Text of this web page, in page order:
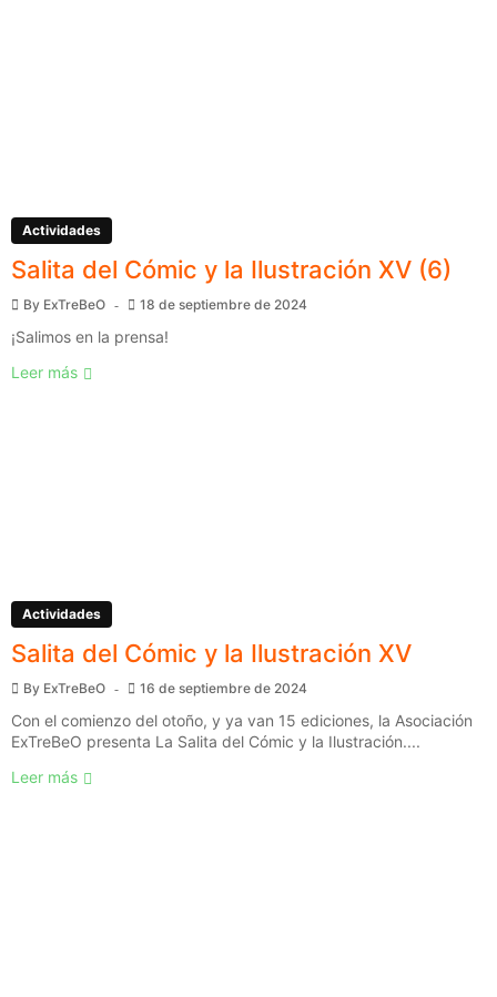
Actividades
Salita del Cómic y la Ilustración XV (6)
By ExTreBeO 18 de septiembre de 2024
¡Salimos en la prensa!
Leer más
Actividades
Salita del Cómic y la Ilustración XV
By ExTreBeO 16 de septiembre de 2024
Con el comienzo del otoño, y ya van 15 ediciones, la Asociación
ExTreBeO presenta La Salita del Cómic y la Ilustración....
Leer más